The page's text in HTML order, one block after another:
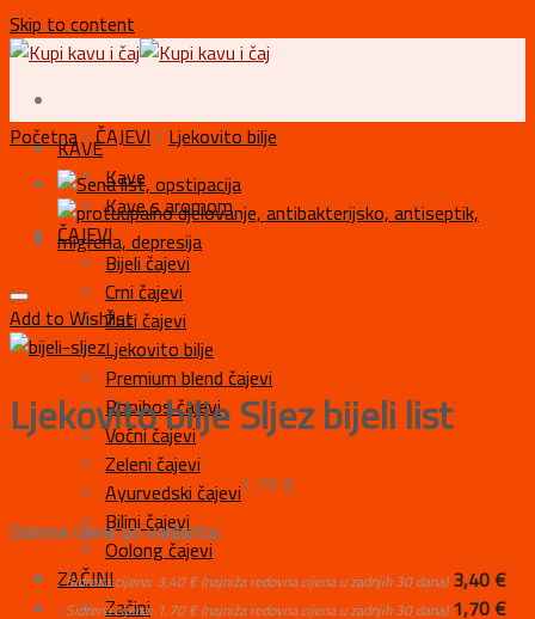
Skip to content
KAVE
Kave
Kave s aromom
ČAJEVI
Bijeli čajevi
Crni čajevi
Žuti čajevi
Ljekovito bilje
Premium blend čajevi
Rooibos čajevi
Voćni čajevi
Zeleni čajevi
Ayurvedski čajevi
Biljni čajevi
Oolong čajevi
ZAČINI
Začini
Početna/ČAJEVI / Ljekovito bilje
Add to Wishlist
Ljekovito bilje Sljez bijeli list
1,70 €
Sidrene cijene po varijanta:
:Sidrena cijena: 3,40€(najniža redovna cijena u zadnjih 30 dana) 3,40€
: Sidrena cijena: 1,70€(najniža redovna cijena u zadnjih 30 dana) 1,70€